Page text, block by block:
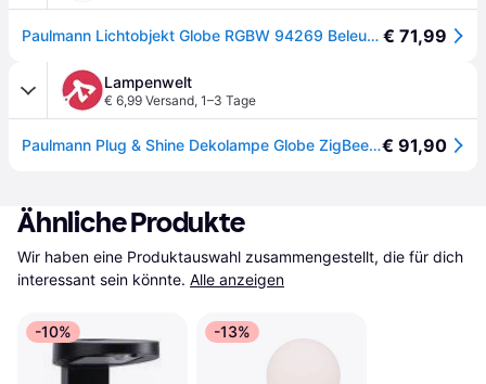
Paulmann Lichtobjekt Globe RGBW 94269 Beleuchtungssystem Plug & Shine ZigBee LED - [Weiß] € 71,99
Lampenwelt
€ 6,99 Versand, 1–3 Tage
Paulmann Plug & Shine Dekolampe Globe ZigBee RGBW - weiß€ 91,90
Ähnliche Produkte
Wir haben eine Produktauswahl zusammengestellt, die für dich
interessant sein könnte. Alle anzeigen
-10% -13%